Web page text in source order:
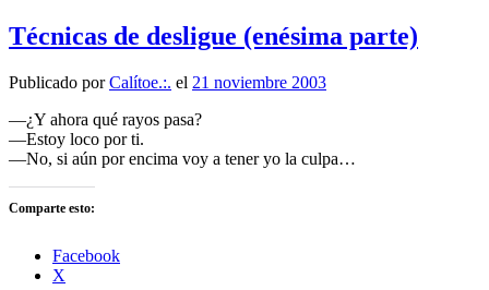
Técnicas de desligue (enésima parte)
Publicado porCalítoe.:. el 21 noviembre 2003
—¿Y ahora qué rayos pasa?
—Estoy loco por ti.
—No, si aún por encima voy a tener yo la culpa…
Comparte esto:
Facebook
X